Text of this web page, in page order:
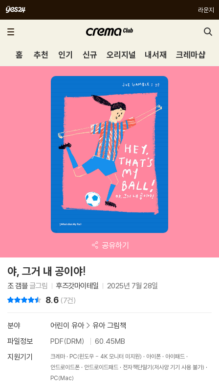
라운지
홈 추천 인기 신규 오리지널 내서재 크레마샵
공유하기
야, 그거 내 공이야!
조 갬블글그림 후즈갓마이테일 2025년 7월 28일
8.6 (7건)
분야 어린이 유아> 유아 그림책
파일정보
PDF(DRM)
60.45MB
지원기기
크레마 PC(윈도우 - 4K 모니터 미지원) 아이폰
아이패드
안드로이드폰
안드로이드패드
전자책단말기(저사양 기기 사용 불가)
PC(Mac)